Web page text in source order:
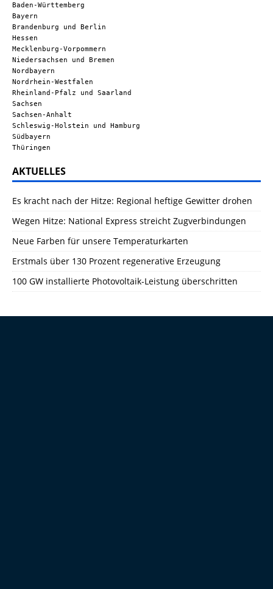
Baden-Württemberg
Bayern
Brandenburg und Berlin
Hessen
Mecklenburg-Vorpommern
Niedersachsen und Bremen
Nordbayern
Nordrhein-Westfalen
Rheinland-Pfalz und Saarland
Sachsen
Sachsen-Anhalt
Schleswig-Holstein und Hamburg
Südbayern
Thüringen
AKTUELLES
Es kracht nach der Hitze: Regional heftige Gewitter drohen
Wegen Hitze: National Express streicht Zugverbindungen
Neue Farben für unsere Temperaturkarten
Erstmals über 130 Prozent regenerative Erzeugung
100 GW installierte Photovoltaik-Leistung überschritten